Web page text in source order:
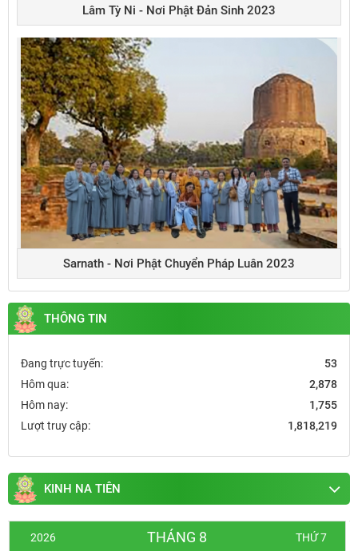
Lâm Tỳ Ni - Nơi Phật Đản Sinh 2023
Sarnath - Nơi Phật Chuyển Pháp Luân 2023
THÔNG TIN
Đang trực tuyến:
53
Hôm qua:
2,878
Hôm nay:
1,755
Lượt truy cập:
1,818,219
KINH NA TIÊN
2026 THÁNG 8 THỨ 7